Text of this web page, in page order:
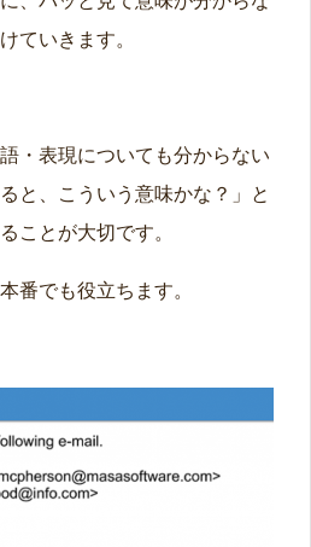
ていきます。
・表現についても分からない
と、こういう意味かな？」と
ことが大切です。
番でも役立ちます。